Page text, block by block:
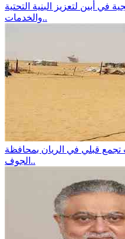
في أبين لتعزيز البنية التحتية
والخدمات..
قبلي في الريان بمحافظة
الجوف..